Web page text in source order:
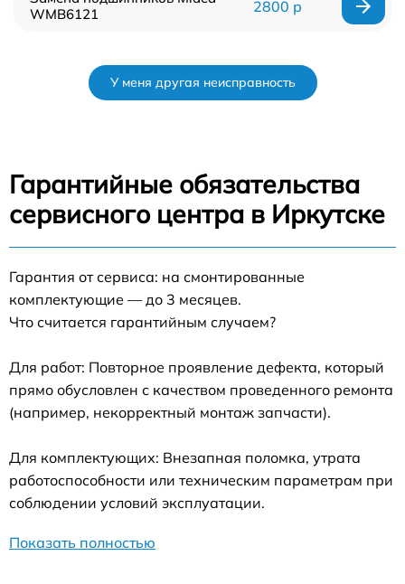
WMB6121
2800 р
У меня другая неисправность
Гарантийные обязательства
сервисного центра в Иркутске
Гарантия от сервиса: на смонтированные
комплектующие — до 3 месяцев.
Что считается гарантийным случаем?
Для работ: Повторное проявление дефекта, который
прямо обусловлен с качеством проведенного ремонта
(например, некорректный монтаж запчасти).
Для комплектующих: Внезапная поломка, утрата
работоспособности или техническим параметрам при
соблюдении условий эксплуатации.
Показать полностью